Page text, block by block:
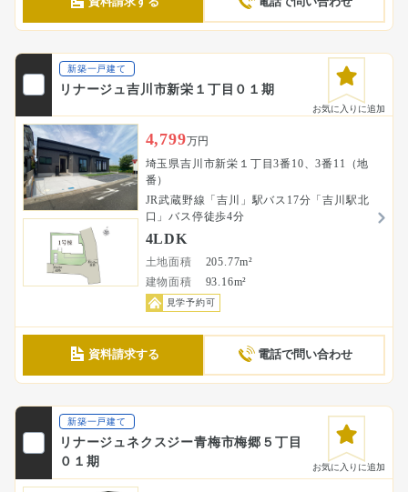
新築一戸建て
リナージュ吉川市新栄１丁目０１期
お気に入りに追加
4,799万円
埼玉県吉川市新栄１丁目3番10、3番11（地
番）
JR武蔵野線「吉川」駅バス17分「吉川駅北
口」バス停徒歩4分
4LDK
土地面積
205.77m²
建物面積
93.16m²
見学予約可
資料請求する 電話で問い合わせ
新築一戸建て
リナージュネクスジー青梅市梅郷５丁目
０１期
お気に入りに追加